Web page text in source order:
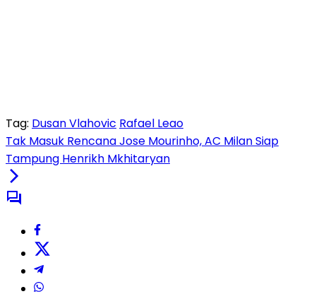
Tag: Dusan Vlahovic Rafael Leao
Tak Masuk Rencana Jose Mourinho, AC Milan Siap
Tampung Henrikh Mkhitaryan